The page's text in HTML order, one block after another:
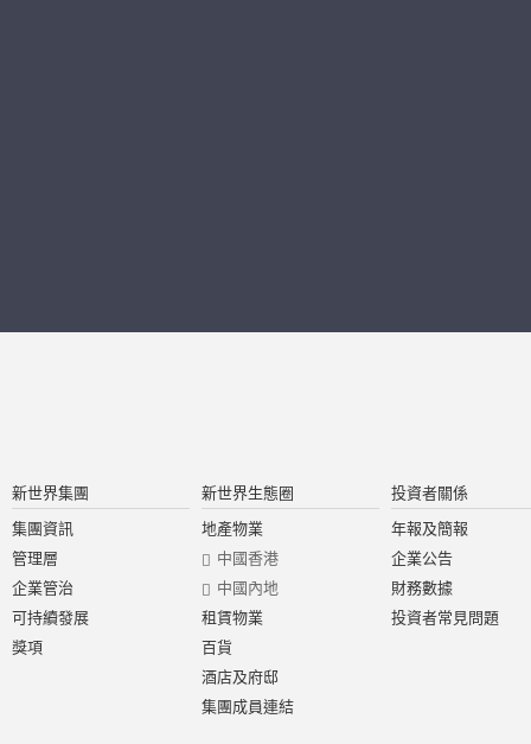
新世界集團
集團資訊
管理層
企業管治
可持續發展
獎項
新世界生態圈
地產物業
中國香港
中國內地
租賃物業
百貨
酒店及府邸
集團成員連結
投資者關係
年報及簡報
企業公告
財務數據
投資者常見問題